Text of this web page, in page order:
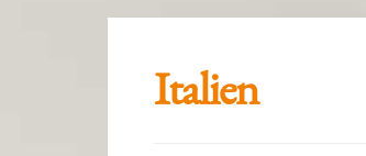
Italien